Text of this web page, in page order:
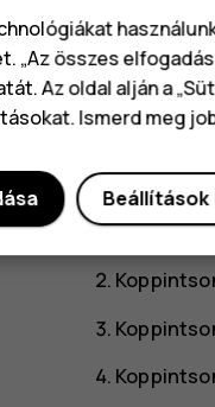
Az eltávolított
További
Letiltott
Egy letiltott
„Az összes
Az oldal alján a
Ismerd meg
Beállítások